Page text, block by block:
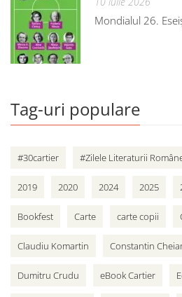
Mondialul 26.
Tag-uri populare
#30cartier #Zilele Literaturii
2019 2020 2024 2025
Bookfest Carte carte copii
Claudiu Komartin Constantin
Dumitru Crudu eBook Cartier